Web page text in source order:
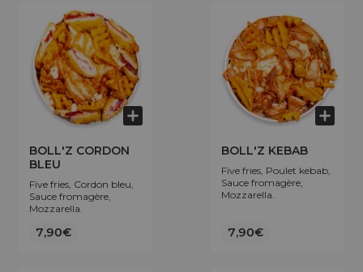
BOLL'Z CORDON
BLEU
Five fries, Cordon bleu,
Sauce fromagère,
Mozzarella.
7,90€
BOLL'Z KEBAB
Five fries, Poulet kebab,
Sauce fromagère,
Mozzarella.
7,90€